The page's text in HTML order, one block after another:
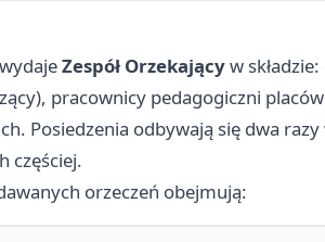
Zespół Orzekającyw
pracownicy pedagogiczni
Posiedzenia odbywają się dwa
częściej.
orzeczeń obejmują: